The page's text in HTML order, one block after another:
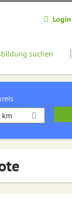
Login
suchen
km